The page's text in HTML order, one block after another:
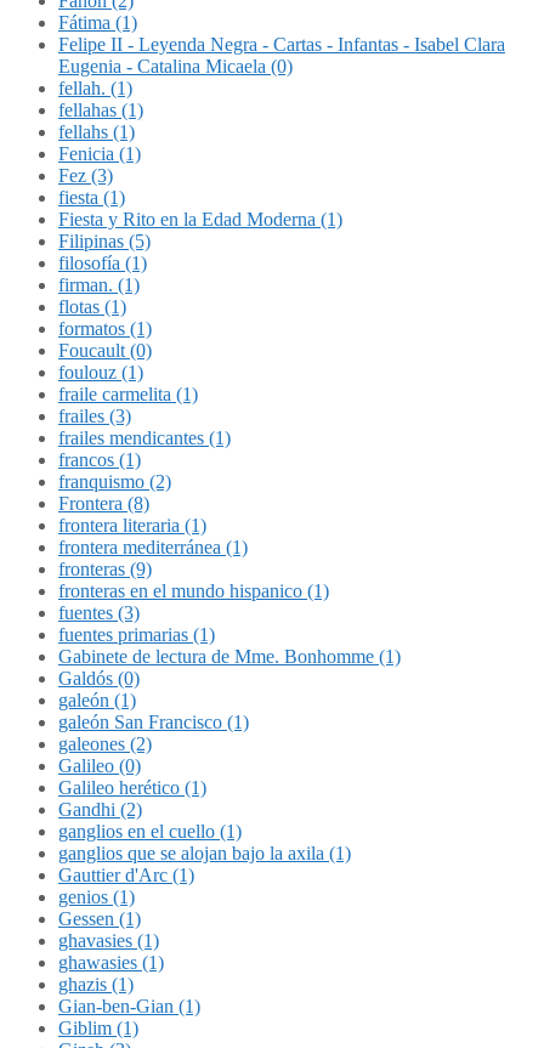
Fátima (1)
Felipe II - Leyenda Negra - Cartas - Infantas - Isabel Clara
Eugenia - Catalina Micaela (0)
fellah. (1)
fellahas (1)
fellahs (1)
Fenicia (1)
Fez (3)
fiesta (1)
Fiesta y Rito en la Edad Moderna (1)
Filipinas (5)
filosofía (1)
firman. (1)
flotas (1)
formatos (1)
Foucault (0)
foulouz (1)
fraile carmelita (1)
frailes (3)
frailes mendicantes (1)
francos (1)
franquismo (2)
Frontera (8)
frontera literaria (1)
frontera mediterránea (1)
fronteras (9)
fronteras en el mundo hispanico (1)
fuentes (3)
fuentes primarias (1)
Gabinete de lectura de Mme. Bonhomme (1)
Galdós (0)
galeón (1)
galeón San Francisco (1)
galeones (2)
Galileo (0)
Galileo herético (1)
Gandhi (2)
ganglios en el cuello (1)
ganglios que se alojan bajo la axila (1)
Gauttier d'Arc (1)
genios (1)
Gessen (1)
ghavasies (1)
ghawasies (1)
ghazis (1)
Gian-ben-Gian (1)
Giblim (1)